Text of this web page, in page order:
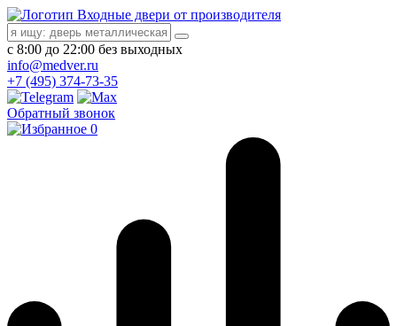
Входные двери от производителя
с 8:00 до 22:00 без выходных
info@medver.ru
+7 (495) 374-73-35
Обратный звонок
0